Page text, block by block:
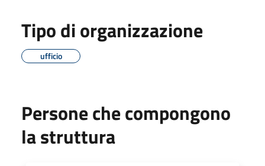
Tipo di organizzazione
ufficio
Persone che compongono
la struttura